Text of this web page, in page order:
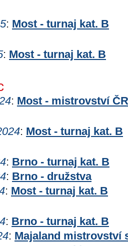
: Most - turnaj kat. B
: Most - turnaj kat. B
: Most - mistrovství
: Most - turnaj kat. B
: Brno - turnaj kat. B
: Brno - družstva
: Most - turnaj kat. B
: Brno - turnaj kat. B
: Majaland mistrovství